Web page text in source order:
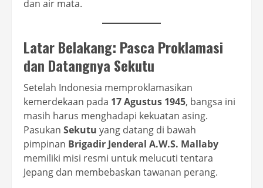
dan air mata.
Latar Belakang: Pasca Proklamasi
dan Datangnya Sekutu
Setelah Indonesia memproklamasikan
kemerdekaan pada 17 Agustus 1945, bangsa ini
masih harus menghadapi kekuatan asing.
Pasukan Sekutu yang datang di bawah
pimpinan Brigadir Jenderal A.W.S. Mallaby
memiliki misi resmi untuk melucuti tentara
Jepang dan membebaskan tawanan perang.